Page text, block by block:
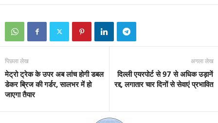
पिछला लेख
मेट्रो ट्रेक के उपर अब लांच होगी डबल
डेकर ब्रिज की गर्डर, सालभर में हो
जाएगा तैयार
अगला लेख
दिल्ली एयरपोर्ट से 97 से अधिक उड़ानें
रद्द, लगातार चार दिनों से सेवाएं प्रभावित